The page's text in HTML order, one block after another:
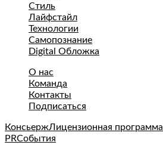
Стиль
Лайфстайл
Технологии
Самопознание
Digital Обложка
О нас
Команда
Контакты
Подписаться
КонсьержЛицензионная программа
PRСобытия